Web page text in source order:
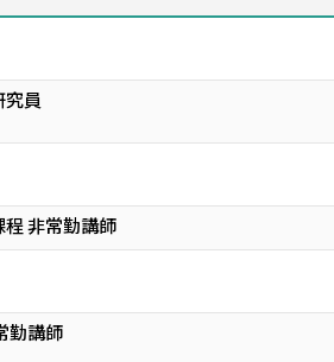
員
非常勤講師
勤講師